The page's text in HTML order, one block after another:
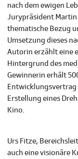
nach dem ewigen
Jurypräsident
thematische Bezug
Umsetzung dieses
Autorin erzählt eine
Hintergrund des
Gewinnerin erhält
Entwicklungsvertrag
Erstellung eines
Kino.
Urs Fitze,
auch eine visionäre